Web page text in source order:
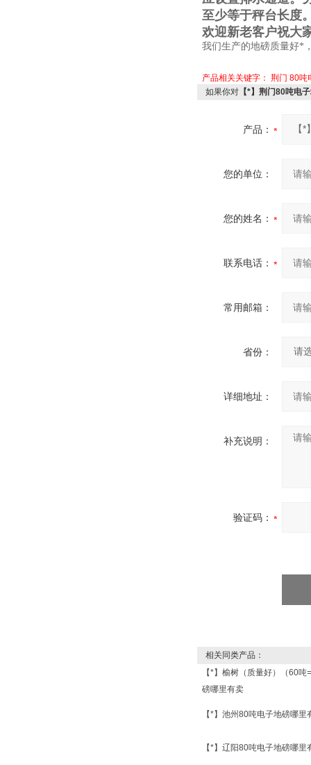
至少等于秤台长度
欢迎新老客户祝大
我们生产的地磅质量好*
产品相关关键字： 荆门 80吨
如果你对 【*】荆门80吨电
产品：
您的单位：
您的姓名：
联系电话：
常用邮箱：
省份：
详细地址：
补充说明：
验证码：
相关同类产品：
【*】榆树（质量好）（60
磅哪里有卖
【*】池州80吨电子地磅哪里
【*】辽阳80吨电子地磅哪里